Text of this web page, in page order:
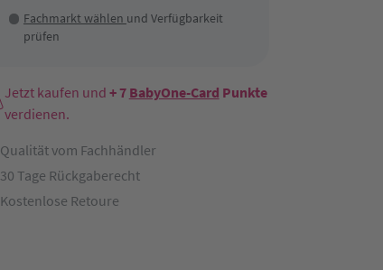
Fachmarkt wählen und Verfügbarkeit
prüfen
Jetzt kaufen und + 7 BabyOne-Card Punkte
verdienen.
Qualität vom Fachhändler
30 Tage Rückgaberecht
Kostenlose Retoure